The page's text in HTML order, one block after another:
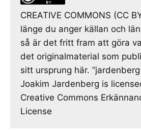
CREATIVE COMMONS (CC
länge du anger källan och
så är det fritt fram att göra
det originalmaterial som
sitt ursprung här.
Joakim Jardenberg is
Creative Commons
License